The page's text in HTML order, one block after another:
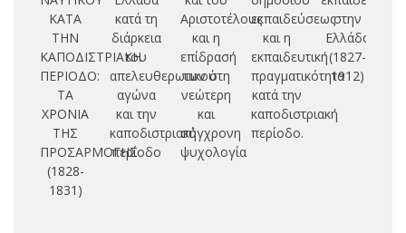
ΚΑΤΑ
ΤΗΝ
ΚΑΠΟΔΙΣΤΡΙΑΚΗ
ΠΕΡΙΟΔΟ:
ΤΑ
ΧΡΟΝΙΑ
ΤΗΣ
ΠΡΟΣΑΡΜΟΓΗΣ
(1828-
1831)
κατά τη
διάρκεια
του
απελευθερωτικού
αγώνα
και την
καποδιστριακή
περίοδο
Αριστοτέλους
και η
επίδρασή
των στη
νεώτερη
και
σύγχρονη
ψυχολογία
εκπαιδεύσεως
και η
εκπαιδευτική
πραγματικότητα
κατά την
καποδιστριακή
περίοδο.
στην
Ελλάδα
(1827-
1912)